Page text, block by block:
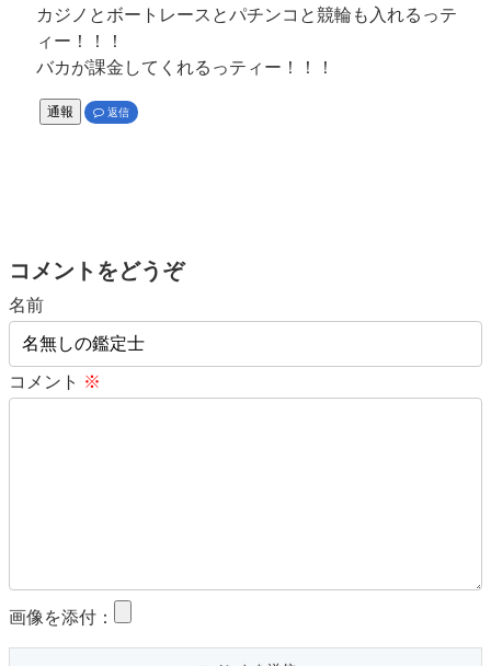
カジノとボートレースとパチンコと競輪も入れるっテ
ィー！！！
バカが課金してくれるっティー！！！
通報 返信
コメントをどうぞ
名前
コメント ※
画像を添付：